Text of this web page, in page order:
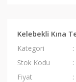
Kelebekli Kına
Kategori
Stok Kodu
Fiyat